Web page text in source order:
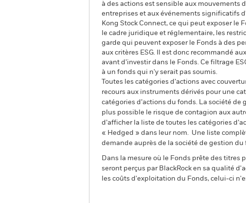
à des actions est sensible aux mouvements
entreprises et aux événements significatifs
Kong Stock Connect, ce qui peut exposer
le cadre juridique et réglementaire, les
garde qui peuvent exposer le Fonds à des
aux critères ESG. Il est donc recommandé
avant d’investir dans le Fonds. Ce filtrage
à un fonds qui n'y serait pas soumis.
Toutes les catégories d’actions avec
recours aux instruments dérivés pour une
catégories d’actions du fonds. La société
plus possible le risque de contagion aux
d’afficher la liste de toutes les catégories
« Hedged » dans leur nom. Une liste
demande auprès de la société de gestion du
Dans la mesure où le Fonds prête des titres
seront perçus par BlackRock en sa qualité
les coûts d'exploitation du Fonds, celui-ci